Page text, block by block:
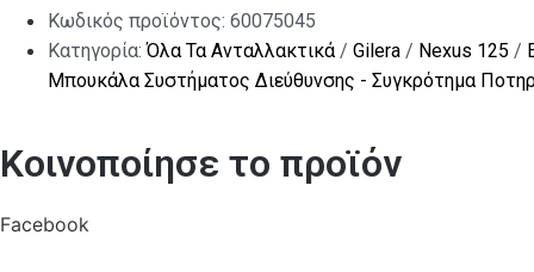
Κωδικός προϊόντος: 60075045
Κατηγορία:Όλα Τα Ανταλλακτικά/ Gilera / Nexus 125 /
Μπουκάλα Συστήματος Διεύθυνσης - Συγκρότημα
Κοινοποίησε το προϊόν
Facebook